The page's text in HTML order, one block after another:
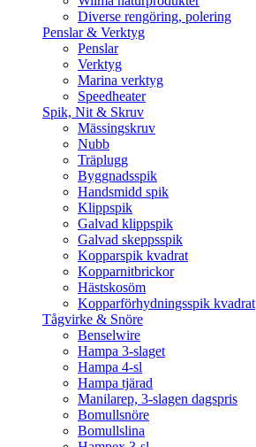
Diverse rengöring, polering
Penslar & Verktyg
Penslar
Verktyg
Marina verktyg
Speedheater
Spik, Nit & Skruv
Mässingskruv
Nubb
Träplugg
Byggnadsspik
Handsmidd spik
Klippspik
Galvad klippspik
Galvad skeppsspik
Kopparspik kvadrat
Kopparnitbrickor
Hästskosöm
Kopparförhydningsspik kvadrat
Tågvirke & Snöre
Benselwire
Hampa 3-slaget
Hampa 4-sl
Hampa tjärad
Manilarep, 3-slagen dagspris
Bomullsnöre
Bomullslina